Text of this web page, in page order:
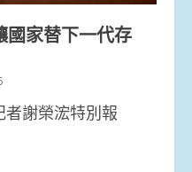
國家替下一代存
者謝榮浤特別報